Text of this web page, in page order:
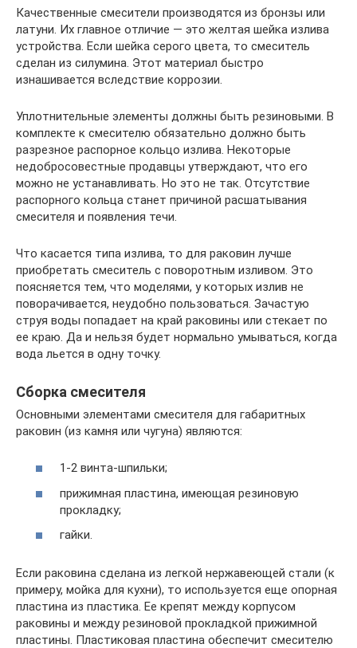
Качественные смесители производятся из бронзы или
латуни. Их главное отличие — это желтая шейка излива
устройства. Если шейка серого цвета, то смеситель
сделан из силумина. Этот материал быстро
изнашивается вследствие коррозии.
Уплотнительные элементы должны быть резиновыми. В
комплекте к смесителю обязательно должно быть
разрезное распорное кольцо излива. Некоторые
недобросовестные продавцы утверждают, что его
можно не устанавливать. Но это не так. Отсутствие
распорного кольца станет причиной расшатывания
смесителя и появления течи.
Что касается типа излива, то для раковин лучше
приобретать смеситель с поворотным изливом. Это
поясняется тем, что моделями, у которых излив не
поворачивается, неудобно пользоваться. Зачастую
струя воды попадает на край раковины или стекает по
ее краю. Да и нельзя будет нормально умываться, когда
вода льется в одну точку.
Сборка смесителя
Основными элементами смесителя для габаритных
раковин (из камня или чугуна) являются:
1-2 винта-шпильки;
прижимная пластина, имеющая резиновую
прокладку;
гайки.
Если раковина сделана из легкой нержавеющей стали (к
примеру, мойка для кухни), то используется еще опорная
пластина из пластика. Ее крепят между корпусом
раковины и между резиновой прокладкой прижимной
пластины. Пластиковая пластина обеспечит смесителю